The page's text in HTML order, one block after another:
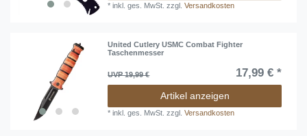
*inkl. ges. MwSt. zzgl.Versandkosten
United Cutlery USMC Combat Fighter
Taschenmesser
UVP 19,99 € 17,99 € *
Artikel anzeigen
*inkl. ges. MwSt. zzgl.Versandkosten